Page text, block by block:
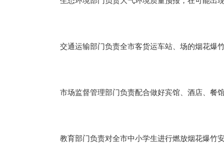
交通运输部门负责全市客货运车站、场的烟花爆竹
市场监督管理部门负责配合做好宾馆、酒店、餐
教育部门负责对全市中小学生进行燃放烟花爆竹安